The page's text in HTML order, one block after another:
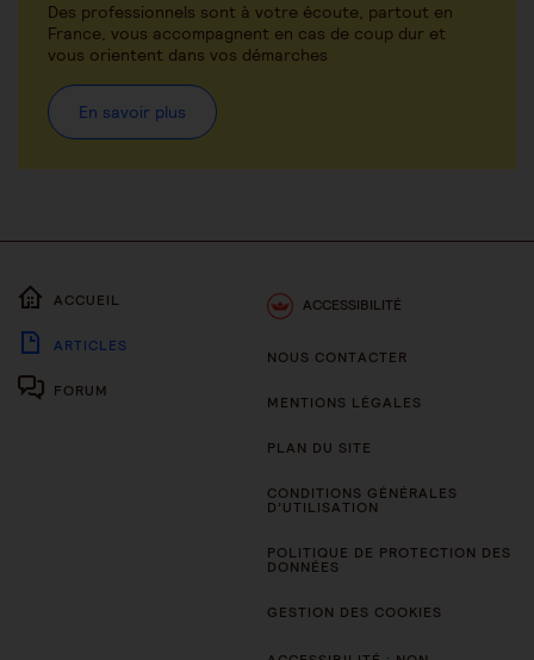
Des professionnels sont à votre écoute, partout en
France, vous accompagnent en cas de coup dur et
vous orientent dans vos démarches
En savoir plus
ACCUEIL
ARTICLES
FORUM
ACCESSIBILITÉ
NOUS CONTACTER
MENTIONS LÉGALES
PLAN DU SITE
CONDITIONS GÉNÉRALES
D’UTILISATION
POLITIQUE DE PROTECTION DES
DONNÉES
GESTION DES COOKIES